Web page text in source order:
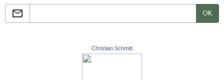
OK
Christian Schmitt